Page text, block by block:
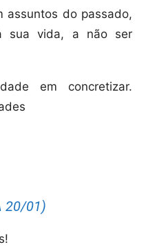
assuntos do passado,
sua vida, a não ser
em concretizar.
20/01)